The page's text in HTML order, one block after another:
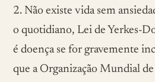
2. Não existe vida sem
o quotidiano, Lei de Yerkes-
é doença se for gravemente
que a Organização Mundial